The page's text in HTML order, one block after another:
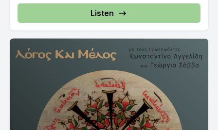
Listen